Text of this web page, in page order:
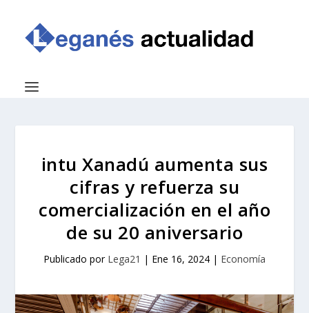
intu Xanadú aumenta sus
cifras y refuerza su
comercialización en el año
de su 20 aniversario
Publicado por Lega21 | Ene 16, 2024 | Economía